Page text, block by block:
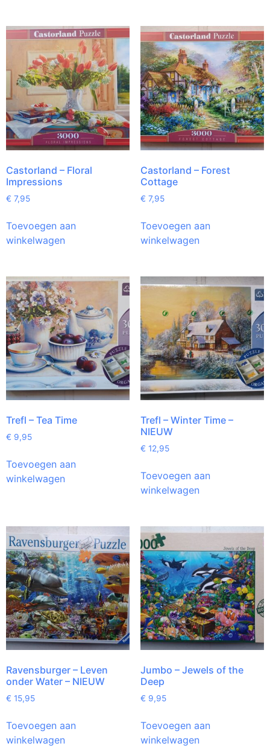
Castorland – Floral
Impressions
€ 7,95
Toevoegen aan
winkelwagen
Castorland – Forest
Cottage
€ 7,95
Toevoegen aan
winkelwagen
Trefl – Tea Time
€ 9,95
Toevoegen aan
winkelwagen
Trefl – Winter Time –
NIEUW
€ 12,95
Toevoegen aan
winkelwagen
Ravensburger – Leven
onder Water – NIEUW
€ 15,95
Toevoegen aan
winkelwagen
Jumbo – Jewels of the
Deep
€ 9,95
Toevoegen aan
winkelwagen